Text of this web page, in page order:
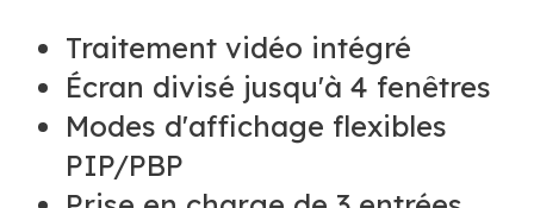
Traitement vidéo intégré
Écran divisé jusqu'à 4 fenêtres
Modes d'affichage flexibles
PIP/PBP